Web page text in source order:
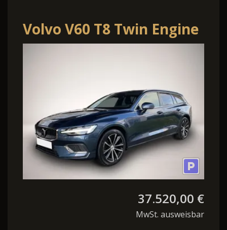
Volvo V60 T8 Twin Engine
Core Recharge
37.520,00 €
MwSt. ausweisbar